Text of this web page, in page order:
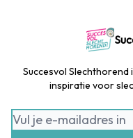
Succesvol Slechthorend
inspiratie voor